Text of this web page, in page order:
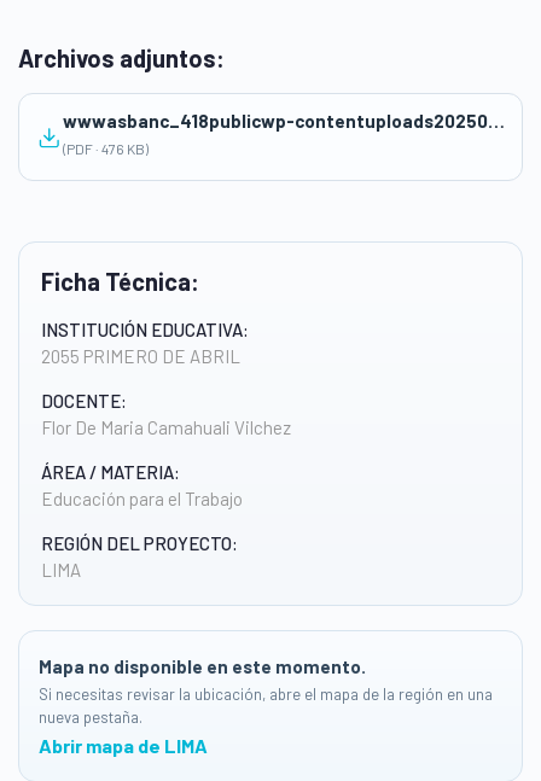
Ficha Técnica:
INSTITUCIÓN EDUCATIVA:
2055 PRIMERO DE ABRIL
DOCENTE:
Flor De Maria Camahuali Vilchez
ÁREA / MATERIA:
Educación para el Trabajo
REGIÓN DEL PROYECTO:
LIMA
Mapa no disponible en este momento.
Si necesitas revisar la ubicación, abre el mapa de la región en una
nueva pestaña.
Abrir mapa de LIMA
Archivos adjuntos:
wwwasbanc_418publicwp-contentuploads202504sesion_ficha_finanzas_tablas.pdf
(PDF · 476 KB)